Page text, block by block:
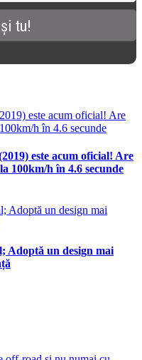
este acum oficial! Are
100km/h în 4.6 secunde
Adoptă un design mai